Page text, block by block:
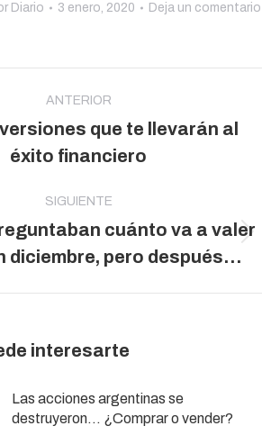
Diario 3 enero, 2020 Deja un comentario
ANTERIOR
Publicación
anterior:
que te llevarán al
éxito financiero
SIGUIENTE
Publicación
siguiente:
cuánto va a valer
diciembre, pero después…
interesarte
Las acciones argentinas se
destruyeron… ¿Comprar o vender?